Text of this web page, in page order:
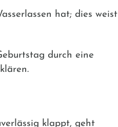
hat; dies weist
durch eine
klappt, geht